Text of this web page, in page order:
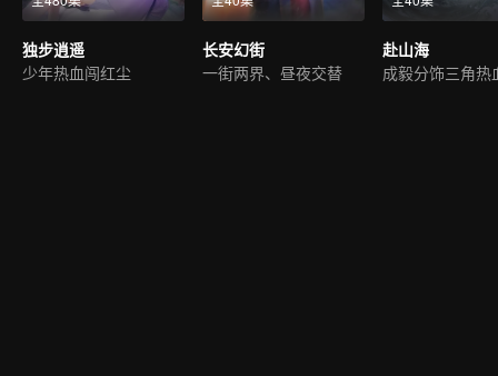
独步逍遥
少年热血闯红尘
长安幻街
一街两界、昼夜交替
赴山海